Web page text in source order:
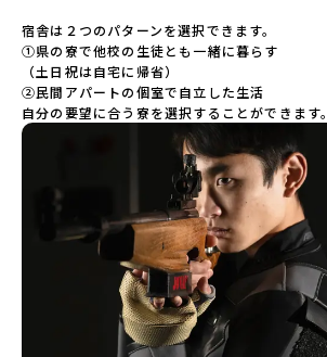
宿舎は２つのパターンを選択できます。
①県の寮で他校の生徒とも一緒に暮らす
（土日祝は自宅に帰省）
②民間アパートの個室で自立した生活
自分の要望に合う寮を選択することができます。